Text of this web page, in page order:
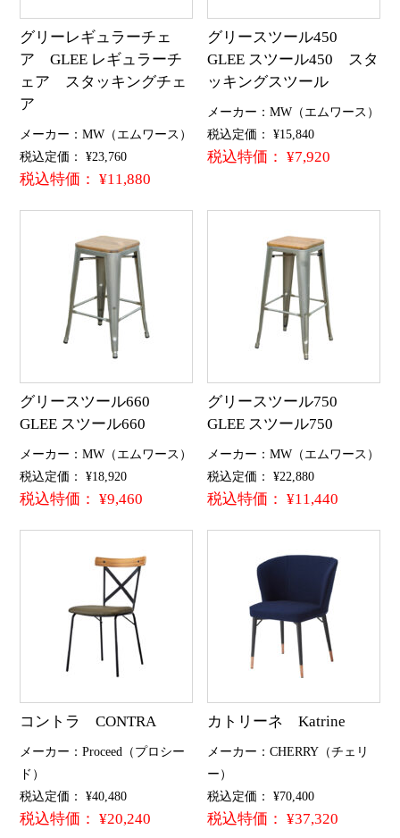
グリーレギュラーチェ
ア GLEE レギュラーチ
ェア スタッキングチェ
ア
メーカー：MW（エムワース）
税込定価： ¥23,760
税込特価： ¥11,880
グリースツール450
GLEE スツール450 スタ
ッキングスツール
メーカー：MW（エムワース）
税込定価： ¥15,840
税込特価： ¥7,920
グリースツール660
GLEE スツール660
メーカー：MW（エムワース）
税込定価： ¥18,920
税込特価： ¥9,460
グリースツール750
GLEE スツール750
メーカー：MW（エムワース）
税込定価： ¥22,880
税込特価： ¥11,440
コントラ CONTRA
メーカー：Proceed（プロシー
ド）
税込定価： ¥40,480
税込特価： ¥20,240
カトリーネ Katrine
メーカー：CHERRY（チェリ
ー）
税込定価： ¥70,400
税込特価： ¥37,320